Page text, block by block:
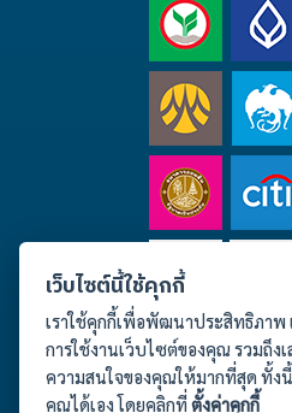
เว็บไซต์นี้ใช้คุกกี้
เราใช้คุกกี้เพื่อพัฒนาประสิทธิภา
การใช้งานเว็บไซต์ของคุณ รวมถึง
ความสนใจของคุณให้มากที่สุด ทั้ง
คุณได้เอง โดยคลิกที่ตั้งค่าคุกกี้